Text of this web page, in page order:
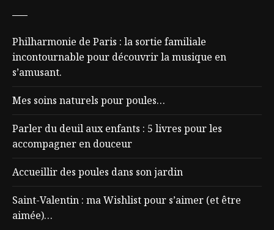
Philharmonie de Paris : la sortie familiale
incontournable pour découvrir la musique en
s’amusant.
Mes soins naturels pour poules…
Parler du deuil aux enfants : 5 livres pour les
accompagner en douceur
Accueillir des poules dans son jardin
Saint-Valentin : ma Wishlist pour s’aimer (et être
aimée)…